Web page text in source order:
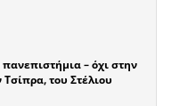
– όχι στην
του Στέλιου